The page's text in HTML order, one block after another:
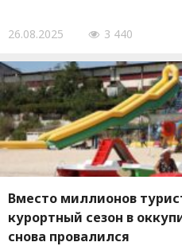
26.08.2025 3 440
Вместо миллионов
курортный сезон в
снова провалился